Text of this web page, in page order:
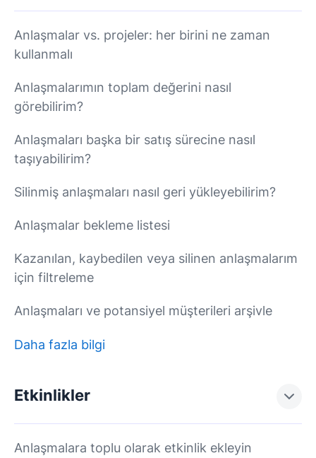
Anlaşmalar vs. projeler: her birini ne zaman
kullanmalı
Anlaşmalarımın toplam değerini nasıl
görebilirim?
Anlaşmaları başka bir satış sürecine nasıl
taşıyabilirim?
Silinmiş anlaşmaları nasıl geri yükleyebilirim?
Anlaşmalar bekleme listesi
Kazanılan, kaybedilen veya silinen anlaşmalarım
için filtreleme
Anlaşmaları ve potansiyel müşterileri arşivle
Daha fazla bilgi
Etkinlikler
Anlaşmalara toplu olarak etkinlik ekleyin